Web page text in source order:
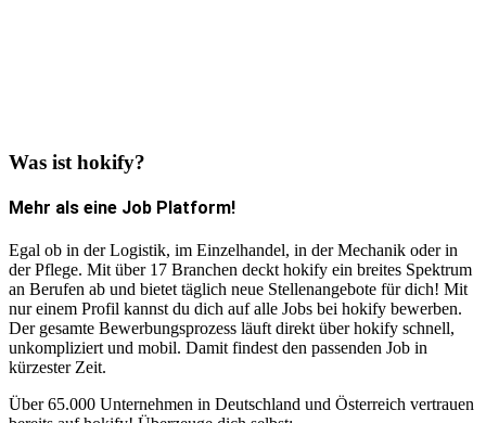
Was ist hokify?
Mehr als eine Job Platform!
Egal ob in der Logistik, im Einzelhandel, in der Mechanik oder in
der Pflege. Mit über 17 Branchen deckt hokify ein breites Spektrum
an Berufen ab und bietet täglich neue Stellenangebote für dich! Mit
nur einem Profil kannst du dich auf alle Jobs bei hokify bewerben.
Der gesamte Bewerbungsprozess läuft direkt über hokify schnell,
unkompliziert und mobil. Damit findest den passenden Job in
kürzester Zeit.
Über 65.000 Unternehmen in Deutschland und Österreich vertrauen